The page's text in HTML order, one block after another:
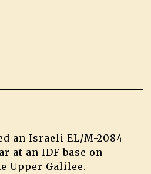
an Israeli EL/M-2084
at an IDF base on
Upper Galilee.